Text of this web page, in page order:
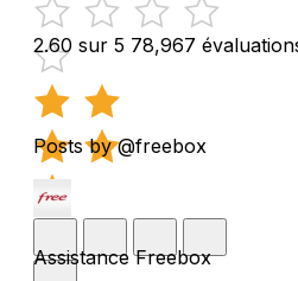
2.60 sur 5 78,967
Posts by @freebox
Assistance Freebox